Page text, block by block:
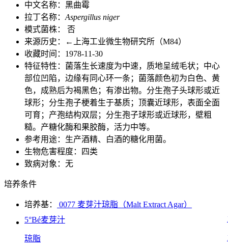
中文名称：黑曲霉
拉丁名称： Aspergillus niger
模式菌株： 否
来源历史：←上海工业微生物研究所（M84）
收藏时间：1978-11-30
特征特性：菌落生长速度为中速，质地呈绒毛状；中心
部位凹陷，边缘有同心环一条；菌落颜色初为白色、黄
色，成熟后为褐黑色；有渗出物。分生孢子头球形或近
球形；分生孢子梗着生于基质；顶囊近球形，表面全面
可育；产孢结构双层；分生孢子球形或近球形，壁粗
糙。产糖化酶和果胶酶，活力中等。
参考用途：生产酒精、白酒的糖化用菌。
生物危害程度：四类
致病对象：无
培养条件
培养基：
0077 麦芽汁琼脂（Malt Extract Agar）
5°Bé麦芽汁
琼脂